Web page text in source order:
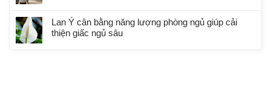
Lan Ý cân bằng năng lượng phòng ngủ giúp cải
thiện giấc ngủ sâu